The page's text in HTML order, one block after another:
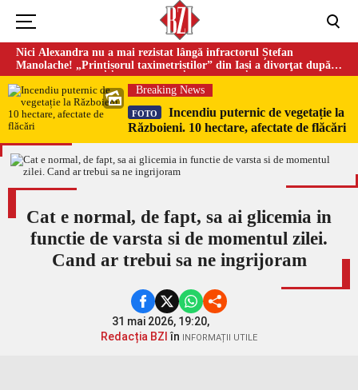
Nici Alexandra nu a mai rezistat lângă infractorul Ștefan
Manolache! „Prințișorul taximetriștilor” din Iași a divorţat după
doi ani de căsnicie
Breaking News
FOTO
Incendiu puternic de vegetație la
Războieni. 10 hectare, afectate de flăcări
Cat e normal, de fapt, sa ai glicemia in
functie de varsta si de momentul zilei.
Cand ar trebui sa ne ingrijoram
31 mai 2026, 19:20,
Redacția BZI în INFORMAȚII UTILE